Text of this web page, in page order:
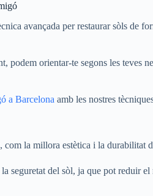
avançada per restaurar sòls de
podem orientar-te segons les teves
a Barcelona amb les nostres
la millora estètica i la durabilitat
seguretat del sòl, ja que pot reduir